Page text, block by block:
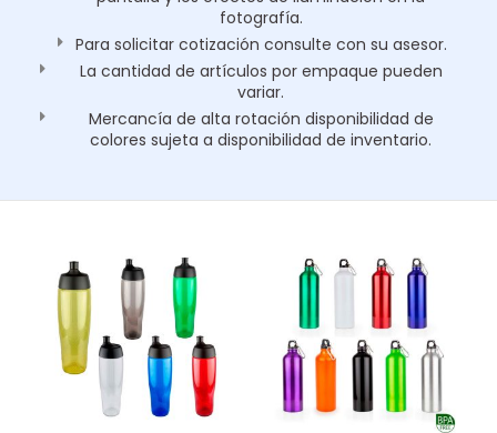
fotografía.
Para solicitar cotización consulte con su asesor.
La cantidad de artículos por empaque pueden
variar.
Mercancía de alta rotación disponibilidad de
colores sujeta a disponibilidad de inventario.